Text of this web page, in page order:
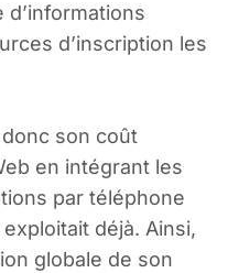
d’inscription les
donc son coût
en intégrant les
par téléphone
déjà. Ainsi,
globale de son